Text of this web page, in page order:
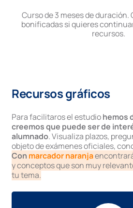
Curso de 3 meses de
bonificadas si quieres
recursos.
Recursos gráficos
Para facilitaros el estudiohemos
creemos que puede ser de
alumnado. Visualiza plazos,
objeto de exámenes oficiales,
Con marcador naranja
y conceptos que son muy
tu tema.